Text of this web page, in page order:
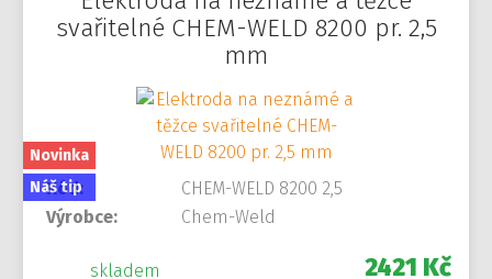
svařitelné CHEM-WELD 8200 pr. 2,5
mm
Novinka
Náš tip
Kód:
CHEM-WELD 8200 2,5
Výrobce:
Chem-Weld
skladem 2421 Kč